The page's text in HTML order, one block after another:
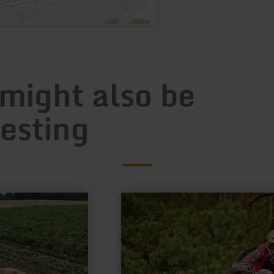
also be
learn
about:
Camp
Tannenhof